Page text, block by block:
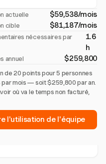
actuelle $59,538/mois
cible $81,187/mois
nécessaires par
1.6
h
annuel $259,800
de 20 points pour 5 personnes
mois — soit $259,800 par an.
où va le temps non facturé,
l'utilisation de l'équipe